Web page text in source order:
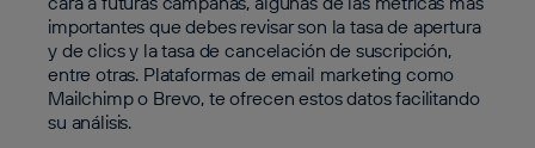
importantes que debes revisar son la tasa de apertura
y de clics y la tasa de cancelación de suscripción,
entre otras. Plataformas de email marketing como
Mailchimp o Brevo, te ofrecen estos datos facilitando
su análisis.